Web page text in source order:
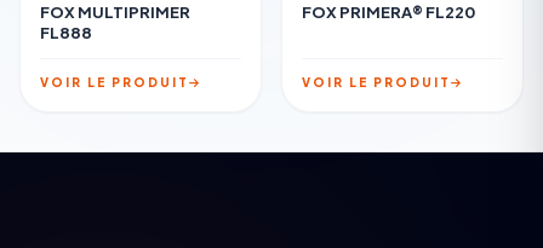
FOX MULTIPRIMER
FL888
VOIR LE PRODUIT
FOX PRIMERA® FL220
VOIR LE PRODUIT